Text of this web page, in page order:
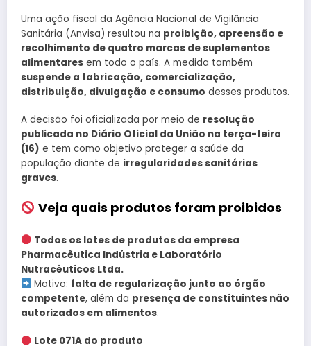
Uma ação fiscal da Agência Nacional de Vigilância
Sanitária (Anvisa) resultou na proibição, apreensão e
recolhimento de quatro marcas de suplementos
alimentares em todo o país. A medida também
suspende a fabricação, comercialização,
distribuição, divulgação e consumo desses produtos.
A decisão foi oficializada por meio de resolução
publicada no Diário Oficial da União na terça-feira
(16) e tem como objetivo proteger a saúde da
população diante de irregularidades sanitárias
graves.
Veja quais produtos foram proibidos
Todos os lotes de produtos da empresa
Pharmacêutica Indústria e Laboratório
Nutracêuticos Ltda.
Motivo: falta de regularização junto ao órgão
competente, além da presença de constituintes não
autorizados em alimentos.
Lote 071A do produto